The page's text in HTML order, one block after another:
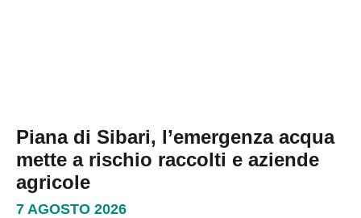
Piana di Sibari, l’emergenza acqua
mette a rischio raccolti e aziende
agricole
7 AGOSTO 2026